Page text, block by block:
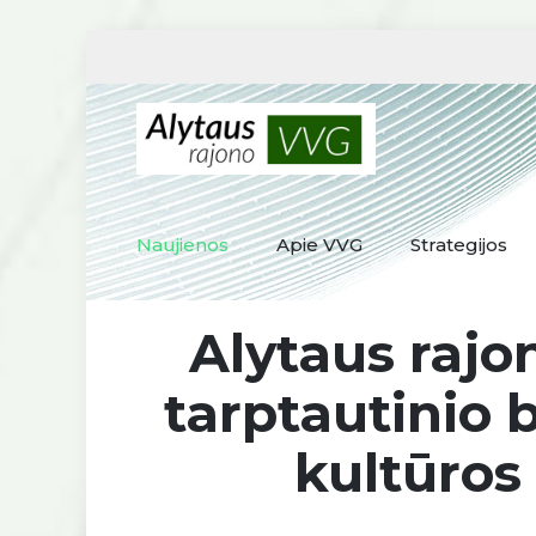
Naujienos Apie VVG Strategijos
Alytaus
tarptautinio
kultūros